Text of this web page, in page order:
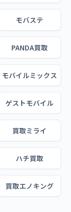
モバステ
PANDA買取
モバイルミックス
ゲストモバイル
買取ミライ
ハチ買取
買取エノキング